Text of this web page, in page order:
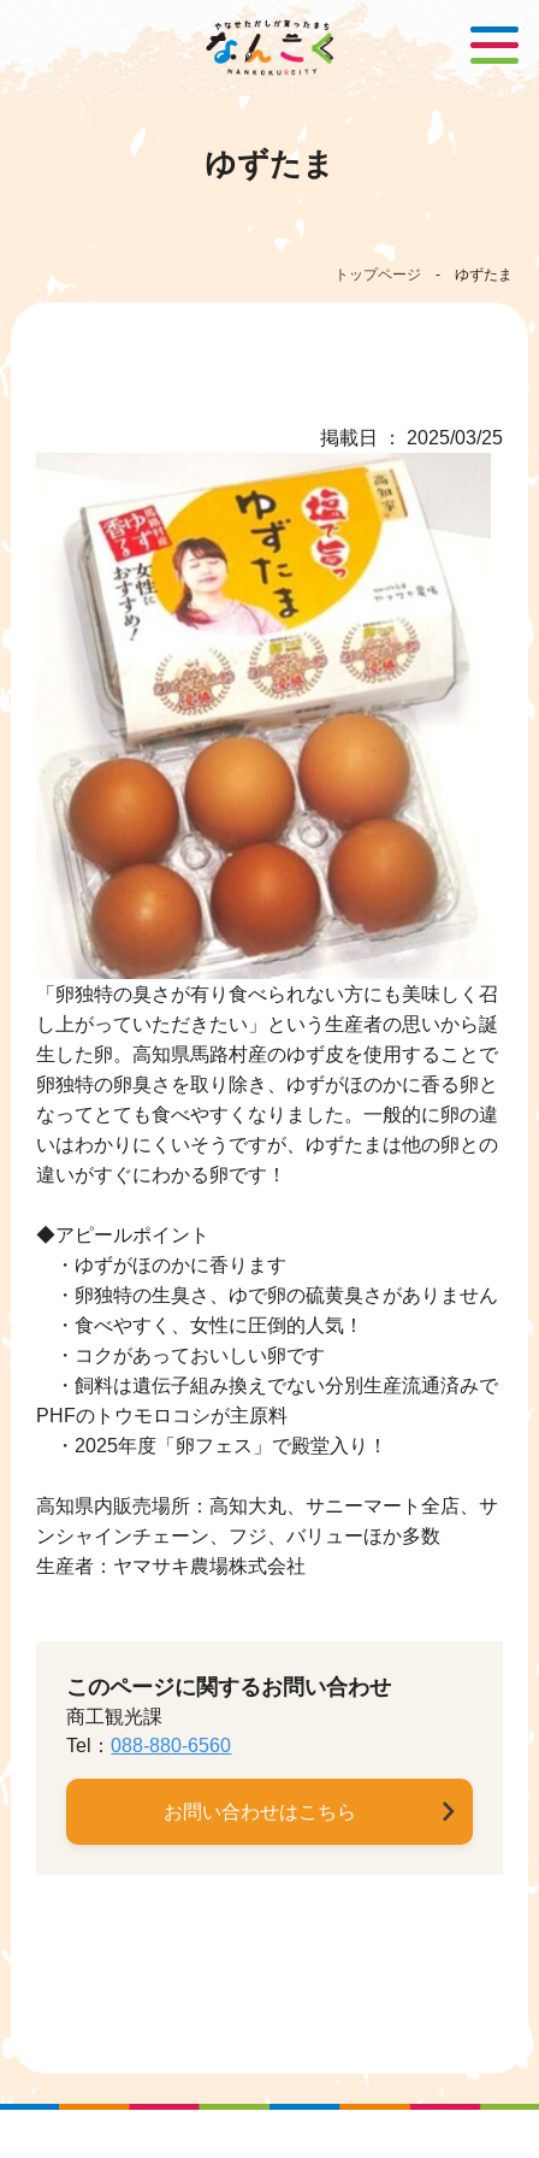
ゆずたま
トップページ - ゆずたま
掲載日 ： 2025/03/25
「卵独特の臭さが有り食べられない方にも美味しく召
し上がっていただきたい」という生産者の思いから誕
生した卵。高知県馬路村産のゆず皮を使用することで
卵独特の卵臭さを取り除き、ゆずがほのかに香る卵と
なってとても食べやすくなりました。一般的に卵の違
いはわかりにくいそうですが、ゆずたまは他の卵との
違いがすぐにわかる卵です！
◆アピールポイント
・ゆずがほのかに香ります
・卵独特の生臭さ、ゆで卵の硫黄臭さがありません
・食べやすく、女性に圧倒的人気！
・コクがあっておいしい卵です
・飼料は遺伝子組み換えでない分別生産流通済みで
PHFのトウモロコシが主原料
・2025年度「卵フェス」で殿堂入り！
高知県内販売場所：高知大丸、サニーマート全店、サ
ンシャインチェーン、フジ、バリューほか多数
生産者：ヤマサキ農場株式会社
このページに関するお問い合わせ
商工観光課
Tel：088-880-6560
お問い合わせはこちら